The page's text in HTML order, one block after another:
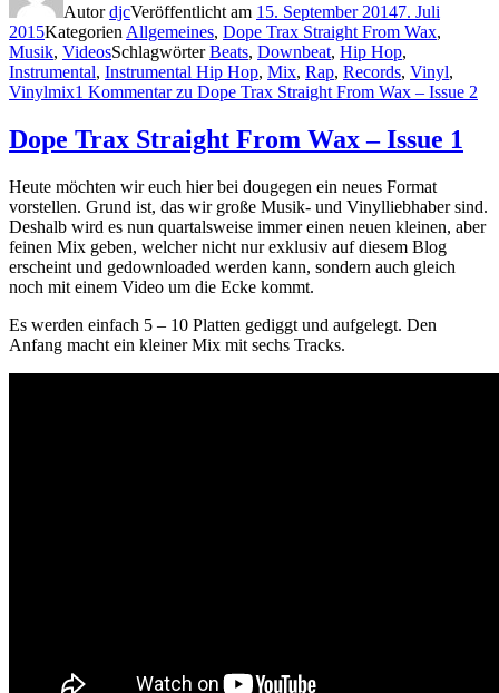
AutordjcVeröffentlicht am 15. September 20147. Juli
2015Kategorien Allgemeines, Dope Trax Straight From Wax,
Musik, VideosSchlagwörterBeats, Downbeat, Hip Hop,
Instrumental, Instrumental Hip Hop, Mix, Rap, Records, Vinyl,
Vinylmix1 Kommentarzu Dope Trax Straight From Wax – Issue 2
Dope Trax Straight From Wax – Issue 1
Heute möchten wir euch hier bei dougegen ein neues Format
vorstellen. Grund ist, das wir große Musik- und Vinylliebhaber sind.
Deshalb wird es nun quartalsweise immer einen neuen kleinen, aber
feinen Mix geben, welcher nicht nur exklusiv auf diesem Blog
erscheint und gedownloaded werden kann, sondern auch gleich
noch mit einem Video um die Ecke kommt.
Es werden einfach 5 – 10 Platten gediggt und aufgelegt. Den
Anfang macht ein kleiner Mix mit sechs Tracks.